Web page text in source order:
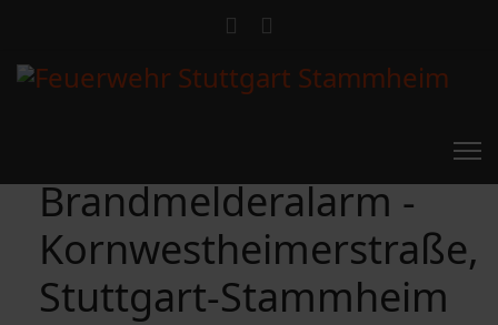
Brandmelderalarm -
Kornwestheimerstraße,
Stuttgart-Stammheim